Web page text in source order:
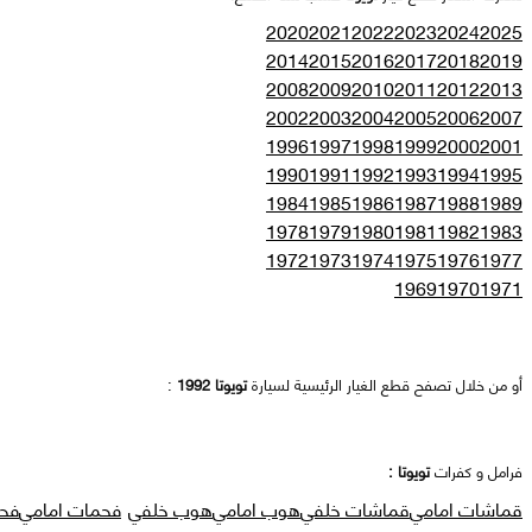
2025
2024
2023
2022
2021
2020
2019
2018
2017
2016
2015
2014
2013
2012
2011
2010
2009
2008
2007
2006
2005
2004
2003
2002
2001
2000
1999
1998
1997
1996
1995
1994
1993
1992
1991
1990
1989
1988
1987
1986
1985
1984
1983
1982
1981
1980
1979
1978
1977
1976
1975
1974
1973
1972
1971
1970
1969
أو من خلال تصفح قطع الغيار الرئيسية لسيارةتويوتا 1992 :
فرامل و كفراتتويوتا :
قماشات اماميقماشات خلفيهوب اماميهوب خلفي فحمات امامي